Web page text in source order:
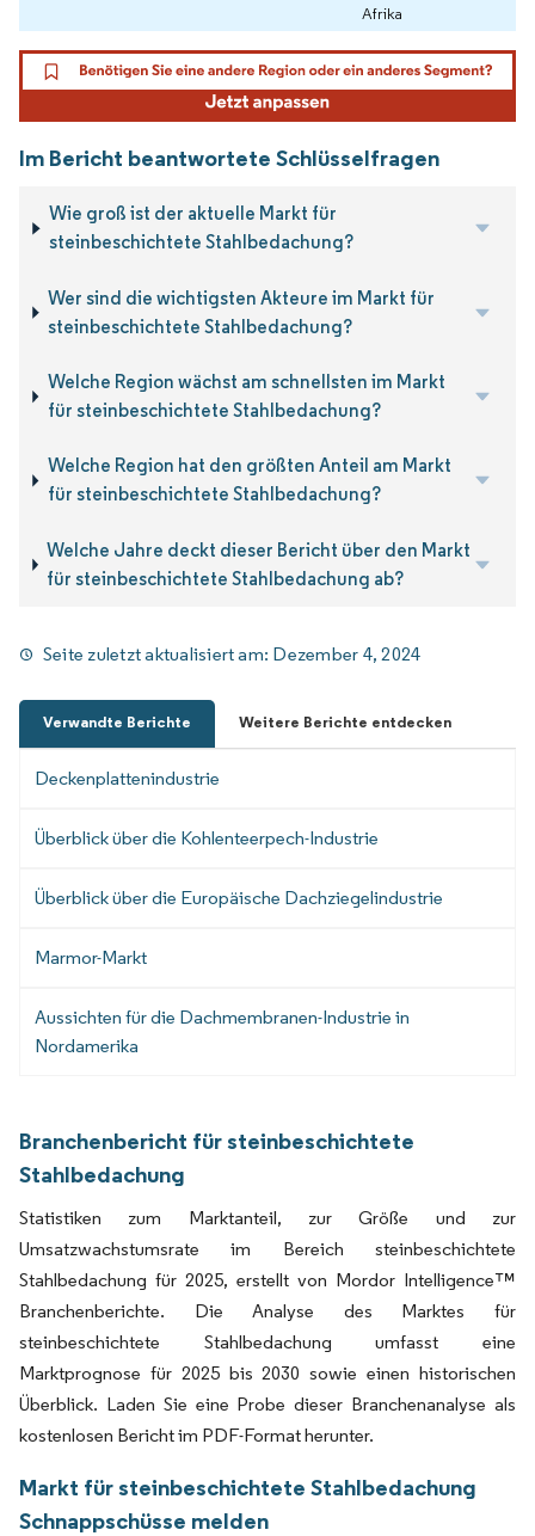
Afrika
Im Bericht beantwortete Schlüsselfragen
Wie groß ist der aktuelle Markt für
steinbeschichtete Stahlbedachung?
Wer sind die wichtigsten Akteure im Markt für
steinbeschichtete Stahlbedachung?
Welche Region wächst am schnellsten im Markt
für steinbeschichtete Stahlbedachung?
Welche Region hat den größten Anteil am Markt
für steinbeschichtete Stahlbedachung?
Welche Jahre deckt dieser Bericht über den Markt
für steinbeschichtete Stahlbedachung ab?
Seite zuletzt aktualisiert am: Dezember 4, 2024
Verwandte Berichte Weitere Berichte entdecken
Deckenplattenindustrie
Überblick über die Kohlenteerpech-Industrie
Überblick über die Europäische Dachziegelindustrie
Marmor-Markt
Aussichten für die Dachmembranen-Industrie in
Nordamerika
Branchenbericht für steinbeschichtete
Stahlbedachung
Statistiken zum Marktanteil, zur Größe und zur
Umsatzwachstumsrate im Bereich steinbeschichtete
Stahlbedachung für 2025, erstellt von Mordor Intelligence™
Branchenberichte. Die Analyse des Marktes für
steinbeschichtete Stahlbedachung umfasst eine
Marktprognose für 2025 bis 2030 sowie einen historischen
Überblick. Laden Sie eine Probe dieser Branchenanalyse als
kostenlosen Bericht im PDF-Format herunter.
Markt für steinbeschichtete Stahlbedachung
Schnappschüsse melden